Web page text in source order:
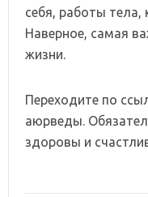
себя, работы тела,
Наверное, самая
жизни.
Переходите по
аюрведы.
здоровы и